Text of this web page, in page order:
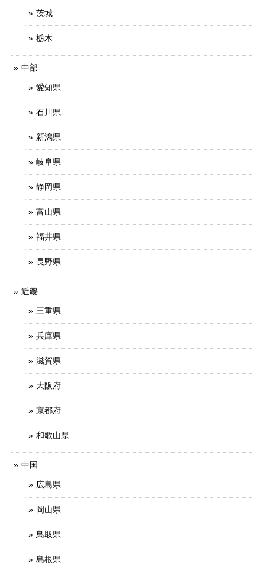
茨城
栃木
中部
愛知県
石川県
新潟県
岐阜県
静岡県
富山県
福井県
長野県
近畿
三重県
兵庫県
滋賀県
大阪府
京都府
和歌山県
中国
広島県
岡山県
鳥取県
島根県